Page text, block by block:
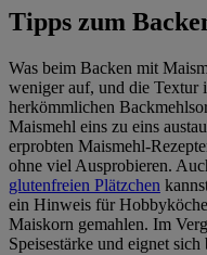
Tipps zum
Was beim Backen mit
weniger auf, und die Textur
herkömmlichen
Maismehl eins zu eins
erprobten Maismehl-
ohne viel Ausprobieren.
glutenfreien Plätzchen
ein Hinweis für
Maiskorn gemahlen. Im
Speisestärke und eignet